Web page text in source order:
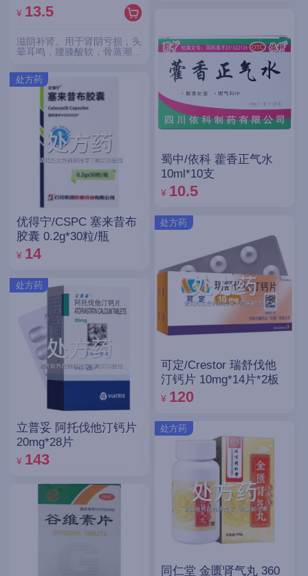
¥ 13.5
滋阴补肾。用于肾阴亏损，头
晕耳鸣，腰膝酸软，骨蒸潮
处方药
优得宁/CSPC 塞来昔布
胶囊 0.2g*30粒/瓶
¥ 14
处方药
立普妥 阿托伐他汀钙片
20mg*28片
¥ 143
蜀中/依科 藿香正气水
10ml*10支
¥ 10.5
处方药
可定/Crestor 瑞舒伐他
汀钙片 10mg*14片*2板
¥ 120
处方药
同仁堂 金匮肾气丸 360